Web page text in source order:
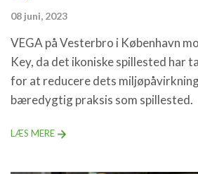
08 juni, 2023
VEGA på Vesterbro i København
Key, da det ikoniske spillested har
for at reducere dets
bæredygtig praksis som spillested.
LÆS MERE